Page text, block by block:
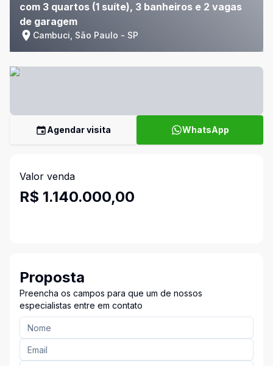
com 3 quartos (1 suíte), 3 banheiros e 2 vagas
de garagem
Cambuci, São Paulo - SP
Agendar visita WhatsApp
Valor venda
R$ 1.140.000,00
Proposta
Preencha os campos para que um de nossos
especialistas entre em contato